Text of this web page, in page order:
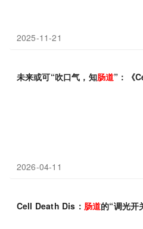
2025-11-21
未来或可“吹口气，知肠道”：《
2026-04-11
Cell Death Dis： 肠道的“调光